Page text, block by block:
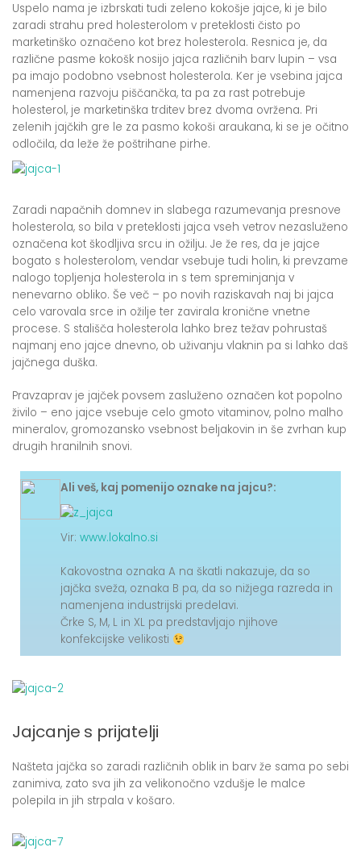
Uspelo nama je izbrskati tudi zeleno kokošje jajce, ki je bilo
zaradi strahu pred holesterolom v preteklosti čisto po
marketinško označeno kot brez holesterola. Resnica je, da
različne pasme kokošk nosijo jajca različnih barv lupin – vsa
pa imajo podobno vsebnost holesterola. Ker je vsebina jajca
namenjena razvoju piščančka, ta pa za rast potrebuje
holesterol, je marketinška trditev brez dvoma ovržena. Pri
zelenih jajčkih gre le za pasmo kokoši araukana, ki se je očitno
odločila, da leže že poštrihane pirhe.
Zaradi napačnih domnev in slabega razumevanja presnove
holesterola, so bila v preteklosti jajca vseh vetrov nezasluženo
označena kot škodljiva srcu in ožilju. Je že res, da je jajce
bogato s holesterolom, vendar vsebuje tudi holin, ki prevzame
nalogo topljenja holesterola in s tem spreminjanja v
nenevarno obliko. Še več – po novih raziskavah naj bi jajca
celo varovala srce in ožilje ter zavirala kronične vnetne
procese. S stališča holesterola lahko brez težav pohrustaš
najmanj eno jajce dnevno, ob uživanju vlaknin pa si lahko daš
jajčnega duška.
Pravzaprav je jajček povsem zasluženo označen kot popolno
živilo – eno jajce vsebuje celo gmoto vitaminov, polno malho
mineralov, gromozansko vsebnost beljakovin in še zvrhan kup
drugih hranilnih snovi.
Ali veš, kaj pomenijo oznake na jajcu?:
Vir: www.lokalno.si
Kakovostna oznaka A na škatli nakazuje, da so
jajčka sveža, oznaka B pa, da so nižjega razreda in
namenjena industrijski predelavi.
Črke S, M, L in XL pa predstavljajo njihove
konfekcijske velikosti
Jajcanje s prijatelji
Našteta jajčka so zaradi različnih oblik in barv že sama po sebi
zanimiva, zato sva jih za velikonočno vzdušje le malce
polepila in jih strpala v košaro.